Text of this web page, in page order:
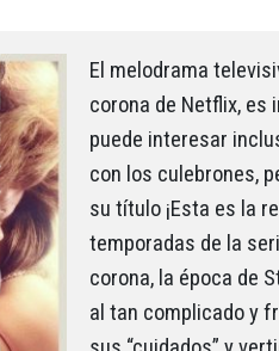
El melodrama
corona de Netflix, es
puede interesar
con los culebrones,
su título ¡Esta es la
temporadas de la
corona, la época de
al tan complicado y